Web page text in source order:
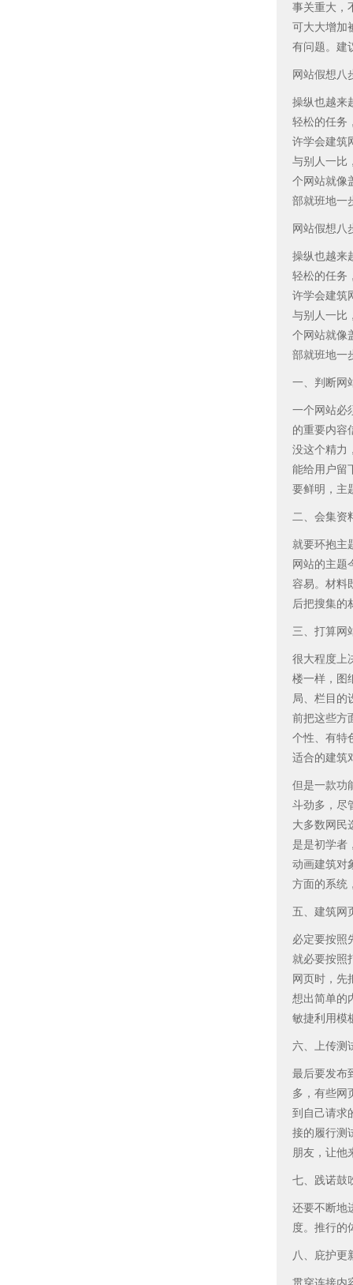
事关重大，
可大大增加
有问题。建
网站假想八
操纵也越来
轻松的任务
许学会建筑
与别人一比
个网站就像
部就班地一
网站假想八
操纵也越来
轻松的任务
许学会建筑
与别人一比
个网站就像
部就班地一
一、判断网
一个网站必
的重要内容
没这个精力
能给用户留
要鲜明，主
二、会集资
就要环抱主
网站的主题
容易。材料
后把搜集的
三、打算网
很大程度上
楼一样，图
局、栏目的
前把这些方
个性、有特
适合的建筑
但是一款功
斗劲多，尽
大多数网民
是是初学者
动画建筑对
方面的系统
五、建筑网
必定要按照
就必要按照
网页时，先
想出简单的
敏捷利用模
六、上传测
最后要发布
多，有些网
到自己请求
接的履行测
朋友，让他
七、践诺鼓
还要不断地
度。推行的
八、庇护更